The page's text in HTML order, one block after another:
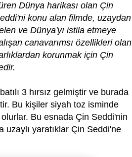
Dünya harikası olan Çin
konu alan filmde, uzaydan
ve Dünya'yı istila etmeye
canavarımsı özellikleri olan
korunmak için Çin
3 hırsız gelmiştir ve burada
Bu kişiler siyah toz isminde
Bu esnada Çin Seddi'nin
yaratıklar Çin Seddi'ne